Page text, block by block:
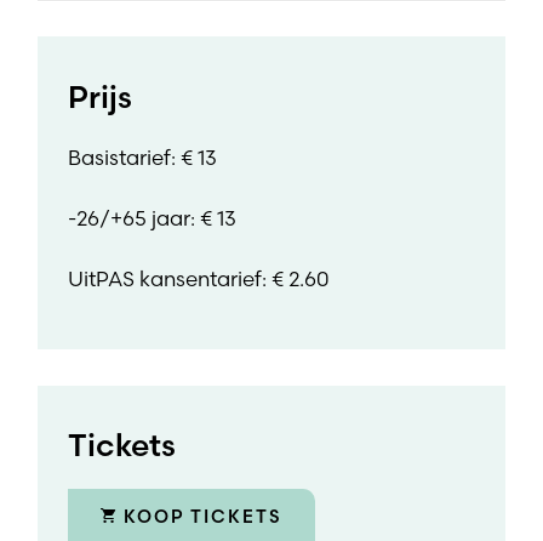
Prijs
Basistarief: € 13
-26/+65 jaar: € 13
UitPAS kansentarief: € 2.60
Tickets
KOOP TICKETS